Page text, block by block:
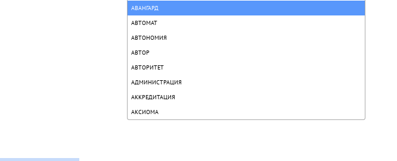
АВАНГАРД
АВТОМАТ
АВТОНОМИЯ
АВТОР
АВТОРИТЕТ
АДМИНИСТРАЦИЯ
АККРЕДИТАЦИЯ
АКСИОМА